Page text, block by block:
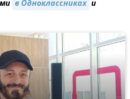
в Одноклассниках и